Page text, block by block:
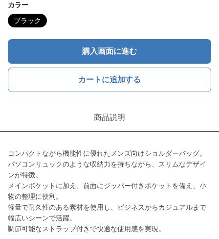
カラー
ブラック
購入画面に進む
カートに追加する
商品説明
コンパクトながら機能性に優れたメンズ向けショルダーバッグ。
パソコンリュックのような収納力を持ちながら、スリムなデザイ
ンが特徴。
メインポケットに加え、前面にジッパー付きポケットを備え、小
物の整理に便利。
軽量で耐久性のある素材を使用し、ビジネスからカジュアルまで
幅広いシーンで活躍。
調節可能なストラップ付きで快適な使用感を実現。